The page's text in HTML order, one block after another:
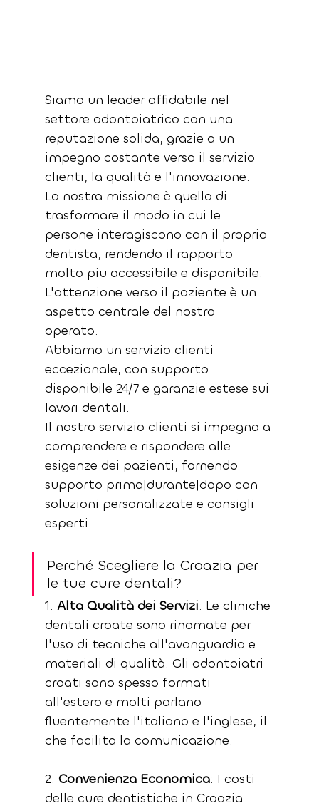
Siamo un leader affidabile nel
settore odontoiatrico con una
reputazione solida, grazie a un
impegno costante verso il servizio
clienti, la qualità e l'innovazione.
La nostra missione è quella di
trasformare il modo in cui le
persone interagiscono con il proprio
dentista, rendendo il rapporto
molto piu accessibile e disponibile.
L'attenzione verso il paziente è un
aspetto centrale del nostro
operato.
Abbiamo un servizio clienti
eccezionale, con supporto
disponibile 24/7 e garanzie estese sui
lavori dentali.
Il nostro servizio clienti si impegna a
comprendere e rispondere alle
esigenze dei pazienti, fornendo
supporto prima|durante|dopo con
soluzioni personalizzate e consigli
esperti.
Perché Scegliere la Croazia per
le tue cure dentali?
1. Alta Qualità dei Servizi: Le cliniche
dentali croate sono rinomate per
l'uso di tecniche all'avanguardia e
materiali di qualità. Gli odontoiatri
croati sono spesso formati
all'estero e molti parlano
fluentemente l'italiano e l'inglese, il
che facilita la comunicazione.
2. Convenienza Economica: I costi
delle cure dentistiche in Croazia